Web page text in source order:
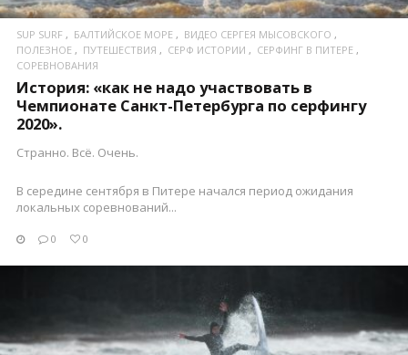
SUP SURF БАЛТИЙСКОЕ МОРЕ
ВИДЕО СЕРГЕЯ МЫСОВСКОГО
ПОЛЕЗНОЕ
ПУТЕШЕСТВИЯ СЕРФ ИСТОРИИ
СЕРФИНГ В ПИТЕРЕ
СОРЕВНОВАНИЯ
История: «как не надо участвовать в
Чемпионате Санкт-Петербурга по серфингу
2020».
Странно. Всё. Очень.
В середине сентября в Питере начался период ожидания
локальных соревнований...
0 0